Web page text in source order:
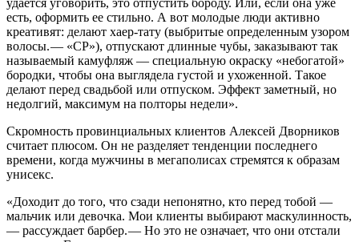
есть, оформить ее стильно. А вот молодые люди активно
креативят: делают хаер-тату (выбритые определенным узором
волосы. — ​«СР»), отпускают длинные чубы, заказывают так
называемый камуфляж — ​специальную окраску «небогатой»
бородки, чтобы она выглядела густой и ухоженной. Такое
делают перед свадьбой или отпуском. Эффект заметный, но
недолгий, максимум на полторы недели».
Скромность провинциальных клиентов Алексей Дворников
считает плюсом. Он не разделяет тенденции последнего
времени, когда мужчины в мегаполисах стремятся к образам
унисекс.
«Доходит до того, что сзади непонятно, кто перед тобой — ​
мальчик или девочка. Мои клиенты выбирают маскулинность,
— ​рассуждает барбер. — ​Но это не означает, что они отстали